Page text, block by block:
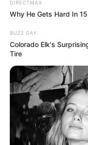
ГАРЯЧI
До $20
підозри
07.08.2026
ГАРЯЧI ПОДІЇ
DIRECTMAX
Why He Gets Hard In
BUZZ DAY
Colorado Elk's
Tire